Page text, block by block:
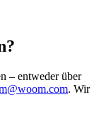
– entweder über
. Wir